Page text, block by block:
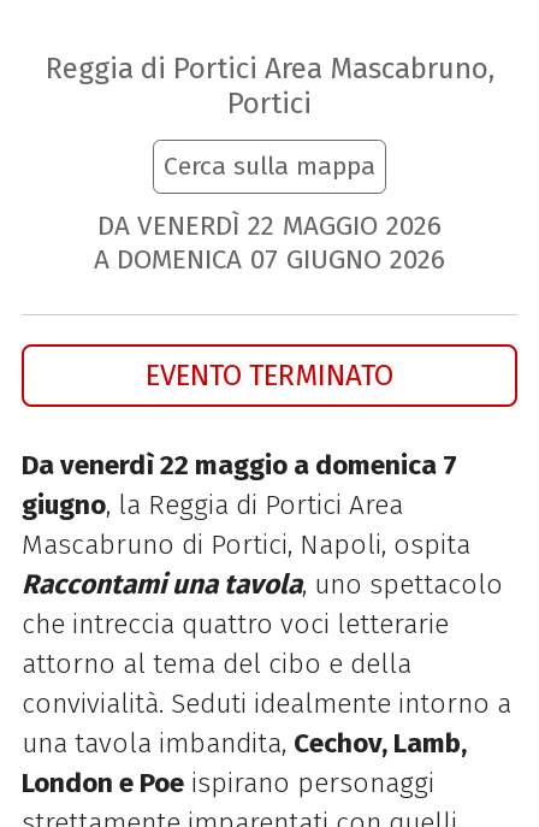
Reggia di Portici Area Mascabruno,
Portici
Cerca sulla mappa
DA VENERDÌ 22 MAGGIO 2026
A DOMENICA 07 GIUGNO 2026
EVENTO TERMINATO
Da venerdì 22 maggio a domenica 7
giugno, la Reggia di Portici Area
Mascabruno di Portici, Napoli, ospita
Raccontami una tavola, uno spettacolo
che intreccia quattro voci letterarie
attorno al tema del cibo e della
convivialità. Seduti idealmente intorno a
una tavola imbandita, Cechov, Lamb,
London e Poeispirano personaggi